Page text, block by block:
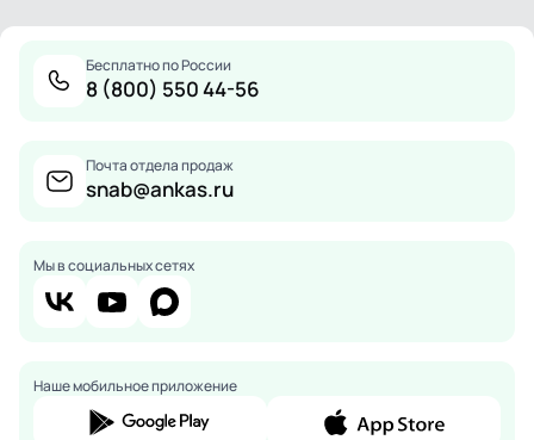
Бесплатно по России
8 (800) 550 44-56
Почта отдела продаж
snab@ankas.ru
Мы в социальных сетях
Наше мобильное приложение